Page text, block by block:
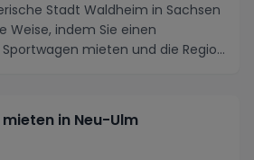
Stadt Waldheim in Sachsen
Weise, indem Sie einen
mieten und die Region
in Neu-Ulm